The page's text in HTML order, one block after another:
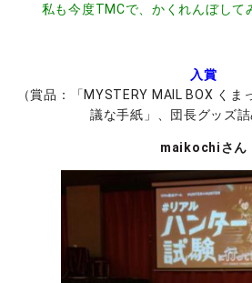
私も今度TMCで、かくれんぼして
入賞
（賞品：「MYSTERY MAIL BOX く
議な手紙」、団長グッズ詰
maikochiさん